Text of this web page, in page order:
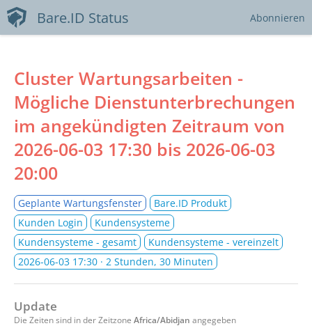
Bare.ID Status Abonnieren
Cluster Wartungsarbeiten -
Mögliche Dienstunterbrechungen
im angekündigten Zeitraum von
2026-06-03 17:30 bis 2026-06-03
20:00
Geplante Wartungsfenster
Bare.ID Produkt
Kunden Login
Kundensysteme
Kundensysteme - gesamt
Kundensysteme - vereinzelt
2026-06-03 17:30 · 2 Stunden, 30 Minuten
Update
Die Zeiten sind in der Zeitzone Africa/Abidjan angegeben